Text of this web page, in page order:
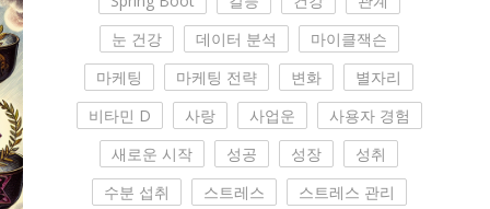
눈 건강
데이터 분석
마이클잭슨
마케팅
마케팅 전략 변화
별자리
비타민 D
사랑 사업운
사용자 경험
새로운 시작
성공 성장
성취
수분 섭취
스트레스
스트레스 관리